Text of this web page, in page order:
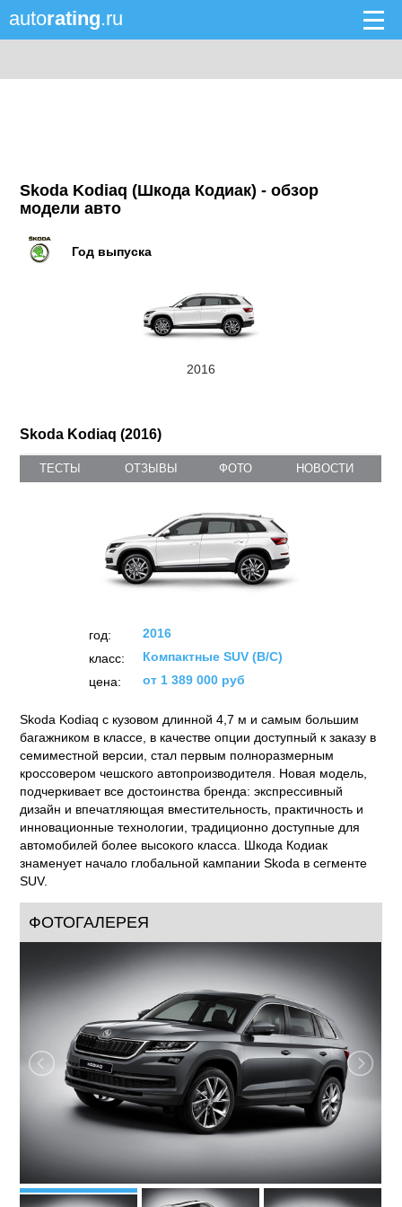
autorating.ru
Skoda Kodiaq (Шкода Кодиак) - обзор
модели авто
Год выпуска
2016
Skoda Kodiaq (2016)
ТЕСТЫ ОТЗЫВЫ ФОТО НОВОСТИ
год:
2016
класс:
Компактные SUV (B/C)
цена:
от 1 389 000 руб
Skoda Kodiaq с кузовом длинной 4,7 м и самым большим
багажником в классе, в качестве опции доступный к заказу в
семиместной версии, стал первым полноразмерным
кроссовером чешского автопроизводителя. Новая модель,
подчеркивает все достоинства бренда: экспрессивный
дизайн и впечатляющая вместительность, практичность и
инновационные технологии, традиционно доступные для
автомобилей более высокого класса. Шкода Кодиак
знаменует начало глобальной кампании Skoda в сегменте
SUV.
ФОТОГАЛЕРЕЯ